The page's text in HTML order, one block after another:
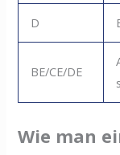
D
BE/CE/DE
Wie man